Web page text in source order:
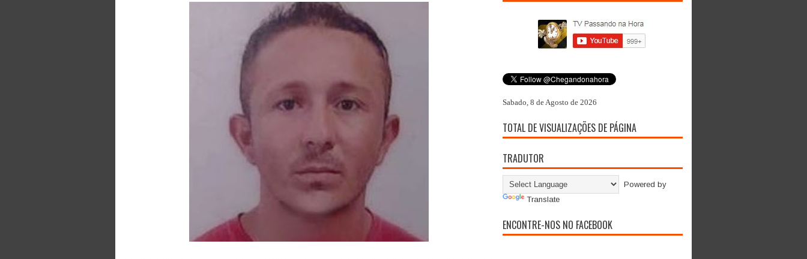
Sabado, 8 de Agosto de 2026
TOTAL DE VISUALIZAÇÕES DE PÁGINA
TRADUTOR
Powered by
Translate
ENCONTRE-NOS NO FACEBOOK